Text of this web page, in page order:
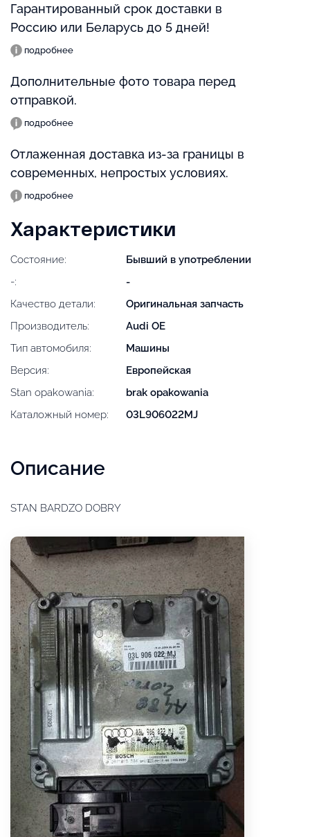
Гарантированный срок доставки в
Россию или Беларусь до 5 дней!
подробнее
Дополнительные фото товара перед
отправкой.
подробнее
Отлаженная доставка из-за границы в
современных, непростых условиях.
подробнее
Характеристики
Состояние:
Бывший в употреблении
-:
-
Качество детали:
Оригинальная запчасть
Производитель:
Audi OE
Тип автомобиля:
Машины
Версия:
Европейская
Stan opakowania:
brak opakowania
Каталожный номер:
03L906022MJ
Описание
STAN BARDZO DOBRY